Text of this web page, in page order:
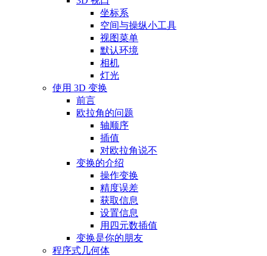
坐标系
空间与操纵小工具
视图菜单
默认环境
相机
灯光
使用 3D 变换
前言
欧拉角的问题
轴顺序
插值
对欧拉角说不
变换的介绍
操作变换
精度误差
获取信息
设置信息
用四元数插值
变换是你的朋友
程序式几何体